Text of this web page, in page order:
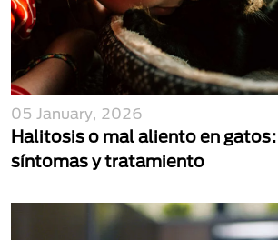
05 January, 2026
Halitosis o mal aliento en
síntomas y tratamiento